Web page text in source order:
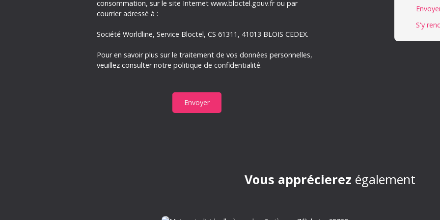
consommation, sur le site Internet www.bloctel.gouv.fr ou par
courrier adressé à :
Société Worldline, Service Bloctel, CS 61311, 41013 BLOIS CEDEX.
Pour en savoir plus sur le traitement de vos données personnelles,
veuillez consulter notre politique de confidentialité.
Envoyer
S'y
Vous apprécierez également